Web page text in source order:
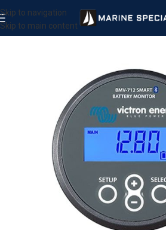
Skip to navigation
Skip to main content